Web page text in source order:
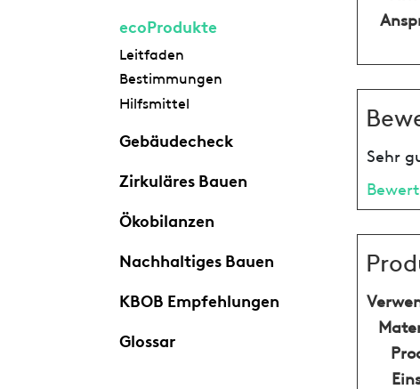
ecoProdukte
Leitfaden
Bestimmungen
Hilfsmittel
Gebäudecheck
Zirkuläres Bauen
Ökobilanzen
Nachhaltiges Bauen
KBOB Empfehlungen
Glossar
Sehr